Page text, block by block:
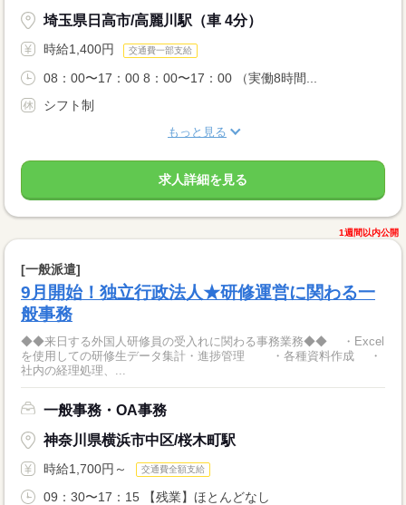
埼玉県日高市/高麗川駅（車 4分）
時給1,400円 交通費一部支給
08：00〜17：00 8：00〜17：00 （実働8時間...
シフト制
もっと見る
求人詳細を見る
1週間以内公開
[一般派遣]
9月開始！独立行政法人★研修運営に関わる一
般事務
◆◆来日する外国人研修員の受入れに関わる事務業務◆◆ ・Excel
を使用しての研修生データ集計・進捗管理 ・各種資料作成 ・
社内の経理処理、...
一般事務・OA事務
神奈川県横浜市中区/桜木町駅
時給1,700円～ 交通費全額支給
09：30〜17：15 【残業】ほとんどなし